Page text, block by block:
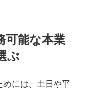
可能な本業
ぶ
めには、土日や平